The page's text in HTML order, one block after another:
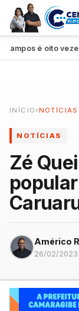
é oito vezes
INÍCIO › NOTÍCIAS
NOTÍCIAS
Zé
Américo
26/02/2023